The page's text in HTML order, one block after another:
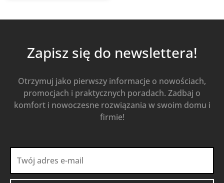
Zapisz się do newslettera!
Otrzymuj jako pierwszy informacje o nowościach,
promocjach i praktycznych poradach. Zadbaj o
komfort i nowoczesne rozwiązania w swoim domu i
firmie!